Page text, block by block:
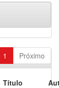
1 Próximo
Título